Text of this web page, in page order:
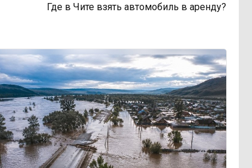
Где в Чите взять автомобиль в аренду?